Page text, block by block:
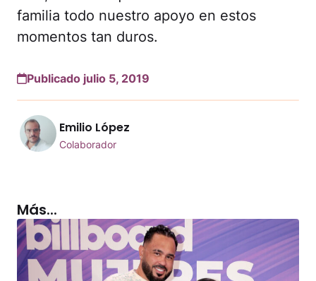
familia todo nuestro apoyo en estos
momentos tan duros.
Publicado julio 5, 2019
Emilio López
Colaborador
Más...